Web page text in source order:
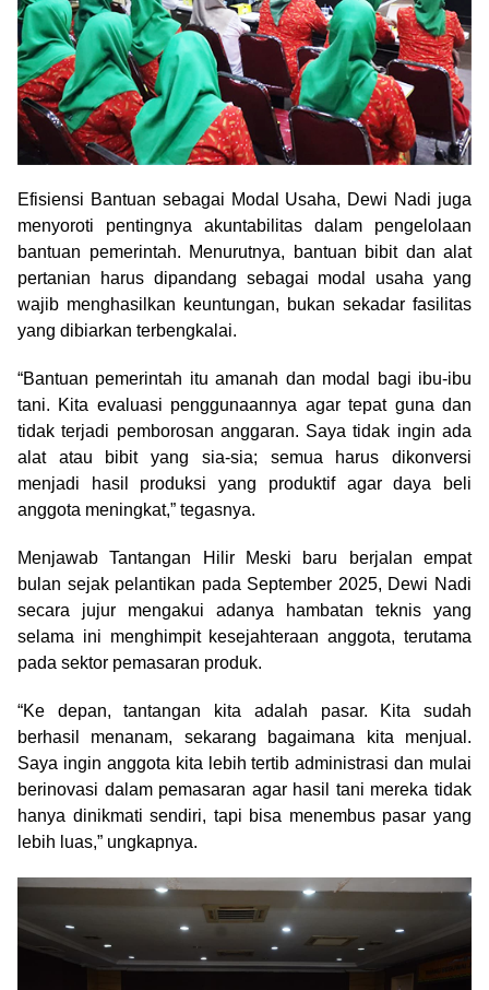
Efisiensi Bantuan sebagai Modal Usaha, Dewi Nadi juga
menyoroti pentingnya akuntabilitas dalam pengelolaan
bantuan pemerintah. Menurutnya, bantuan bibit dan alat
pertanian harus dipandang sebagai modal usaha yang
wajib menghasilkan keuntungan, bukan sekadar fasilitas
yang dibiarkan terbengkalai.
“Bantuan pemerintah itu amanah dan modal bagi ibu-ibu
tani. Kita evaluasi penggunaannya agar tepat guna dan
tidak terjadi pemborosan anggaran. Saya tidak ingin ada
alat atau bibit yang sia-sia; semua harus dikonversi
menjadi hasil produksi yang produktif agar daya beli
anggota meningkat,” tegasnya.
Menjawab Tantangan Hilir Meski baru berjalan empat
bulan sejak pelantikan pada September 2025, Dewi Nadi
secara jujur mengakui adanya hambatan teknis yang
selama ini menghimpit kesejahteraan anggota, terutama
pada sektor pemasaran produk.
“Ke depan, tantangan kita adalah pasar. Kita sudah
berhasil menanam, sekarang bagaimana kita menjual.
Saya ingin anggota kita lebih tertib administrasi dan mulai
berinovasi dalam pemasaran agar hasil tani mereka tidak
hanya dinikmati sendiri, tapi bisa menembus pasar yang
lebih luas,” ungkapnya.